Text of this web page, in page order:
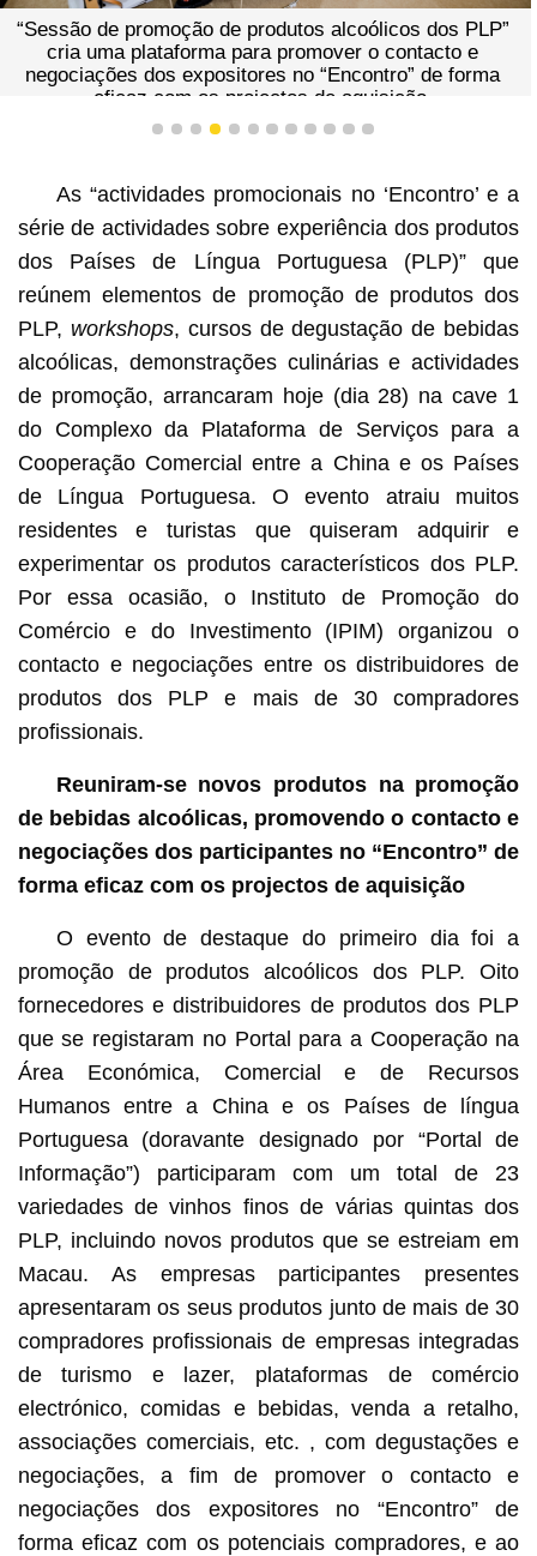
“Sessão de promoção de produtos alcoólicos dos PLP”
cria uma plataforma para promover o contacto e
negociações dos expositores no “Encontro” de forma
eficaz com os projectos de aquisição.
1 2 3 4 5 6 7 8 9 101112
As “actividades promocionais no ‘Encontro’ e a
série de actividades sobre experiência dos produtos
dos Países de Língua Portuguesa (PLP)” que
reúnem elementos de promoção de produtos dos
PLP, workshops, cursos de degustação de bebidas
alcoólicas, demonstrações culinárias e actividades
de promoção, arrancaram hoje (dia 28) na cave 1
do Complexo da Plataforma de Serviços para a
Cooperação Comercial entre a China e os Países
de Língua Portuguesa. O evento atraiu muitos
residentes e turistas que quiseram adquirir e
experimentar os produtos característicos dos PLP.
Por essa ocasião, o Instituto de Promoção do
Comércio e do Investimento (IPIM) organizou o
contacto e negociações entre os distribuidores de
produtos dos PLP e mais de 30 compradores
profissionais.
Reuniram-se novos produtos na promoção
de bebidas alcoólicas, promovendo o contacto e
negociações dos participantes no “Encontro” de
forma eficaz com os projectos de aquisição
O evento de destaque do primeiro dia foi a
promoção de produtos alcoólicos dos PLP. Oito
fornecedores e distribuidores de produtos dos PLP
que se registaram no Portal para a Cooperação na
Área Económica, Comercial e de Recursos
Humanos entre a China e os Países de língua
Portuguesa (doravante designado por “Portal de
Informação”) participaram com um total de 23
variedades de vinhos finos de várias quintas dos
PLP, incluindo novos produtos que se estreiam em
Macau. As empresas participantes presentes
apresentaram os seus produtos junto de mais de 30
compradores profissionais de empresas integradas
de turismo e lazer, plataformas de comércio
electrónico, comidas e bebidas, venda a retalho,
associações comerciais, etc. , com degustações e
negociações, a fim de promover o contacto e
negociações dos expositores no “Encontro” de
forma eficaz com os potenciais compradores, e ao